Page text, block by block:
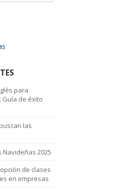
para
Guía de éxito
las
Navideñas 2025
de clases
en empresas